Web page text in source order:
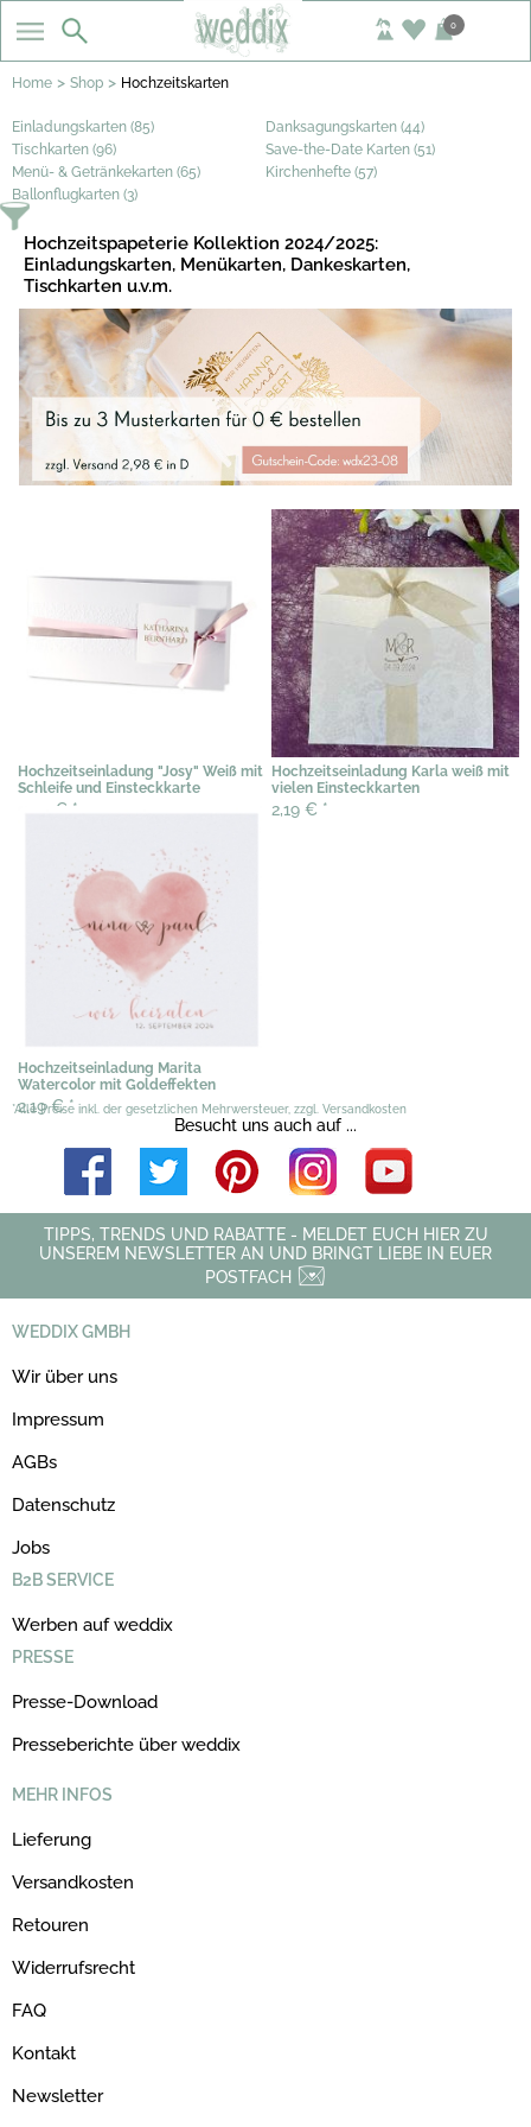
0
Home > Shop > Hochzeitskarten
Einladungskarten (85)
Danksagungskarten (44)
Tischkarten (96)
Save-the-Date Karten (51)
Menü- & Getränkekarten (65)
Kirchenhefte (57)
Ballonflugkarten (3)
Hochzeitspapeterie Kollektion 2024/2025:
Einladungskarten, Menükarten, Dankeskarten,
Tischkarten u.v.m.
Hochzeitseinladung "Josy" Weiß mit
Schleife und Einsteckkarte
2,04 € *
Hochzeitseinladung Karla weiß mit
vielen Einsteckkarten
2,19 € *
Hochzeitseinladung Marita
Watercolor mit Goldeffekten
2,19 €*
*Alle Preise inkl. der gesetzlichen Mehrwersteuer, zzgl. Versandkosten
Besucht uns auch auf ...
TIPPS, TRENDS UND RABATTE - MELDET EUCH HIER ZU
UNSEREM NEWSLETTER AN UND BRINGT LIEBE IN EUER
POSTFACH
WEDDIX GMBH
Wir über uns
Impressum
AGBs
Datenschutz
Jobs
B2B SERVICE
Werben auf weddix
PRESSE
Presse-Download
Presseberichte über weddix
MEHR INFOS
Lieferung
Versandkosten
Retouren
Widerrufsrecht
FAQ
Kontakt
Newsletter